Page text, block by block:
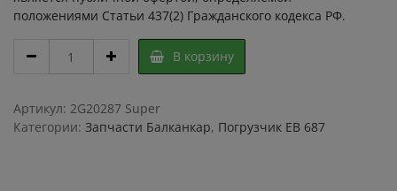
положениями Статьи 437(2) Гражданского кодекса РФ.
ТОРМОЗНАЯ
03.01.00
ЕВ
687
В корзину
Артикул: 2G20287 Super
Категории: Запчасти Балканкар, Погрузчик ЕВ 687